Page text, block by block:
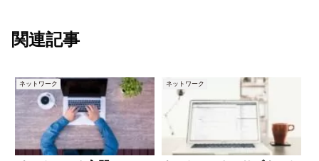
関連記事
ネットワーク ネットワーク